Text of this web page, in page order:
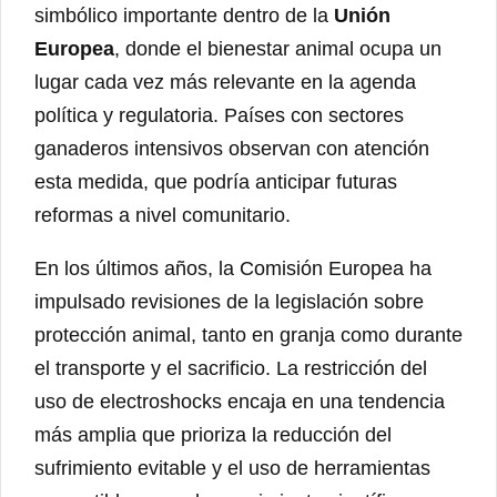
simbólico importante dentro de la Unión
Europea, donde el bienestar animal ocupa un
lugar cada vez más relevante en la agenda
política y regulatoria. Países con sectores
ganaderos intensivos observan con atención
esta medida, que podría anticipar futuras
reformas a nivel comunitario.
En los últimos años, la Comisión Europea ha
impulsado revisiones de la legislación sobre
protección animal, tanto en granja como durante
el transporte y el sacrificio. La restricción del
uso de electroshocks encaja en una tendencia
más amplia que prioriza la reducción del
sufrimiento evitable y el uso de herramientas